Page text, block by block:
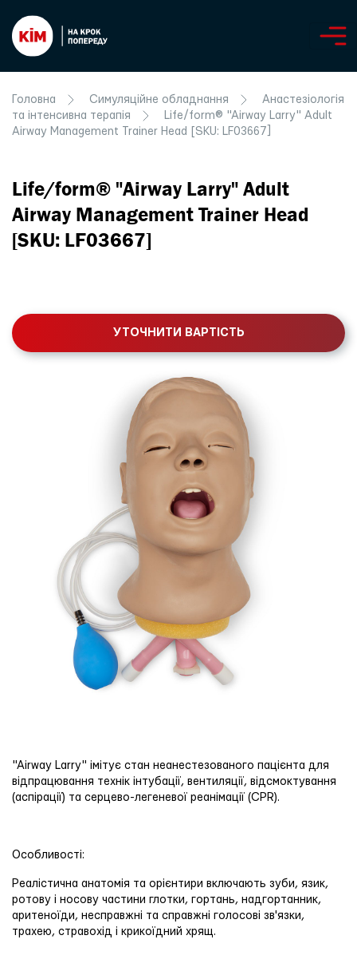
Головна Симуляційне обладнання
Анастезіологія
та інтенсивна терапія
Life/form® "Airway Larry" Adult
Airway Management Trainer Head [SKU: LF03667]
Life/form® "Airway Larry" Adult
Airway Management Trainer Head
[SKU: LF03667]
УТОЧНИТИ ВАРТІСТЬ
"Airway Larry" імітує стан неанестезованого пацієнта для
відпрацювання технік інтубації, вентиляції, відсмоктування
(аспірації) та серцево-легеневої реанімації (CPR).
Особливості:
Реалістична анатомія та орієнтири включають зуби, язик,
ротову і носову частини глотки, гортань, надгортанник,
аритеноїди, несправжні та справжні голосові зв'язки,
трахею, стравохід і крикоїдний хрящ.